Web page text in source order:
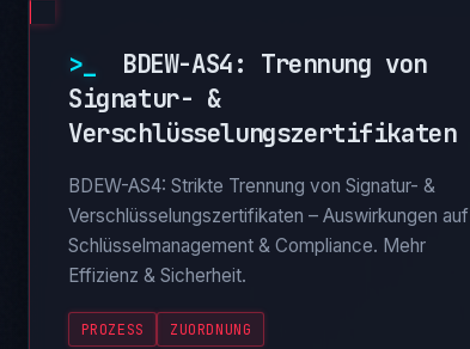
>_
BDEW-AS4: Trennung von
Signatur- &
Verschlüsselungszertifikaten
BDEW-AS4: Strikte Trennung von Signatur- &
Verschlüsselungszertifikaten – Auswirkungen auf
Schlüsselmanagement & Compliance. Mehr
Effizienz & Sicherheit.
PROZESS ZUORDNUNG